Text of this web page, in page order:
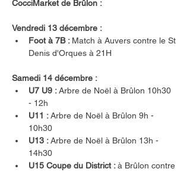
CocciMarket de Brûlon :
Vendredi 13 décembre :
Foot à 7B : Match à Auvers contre le St
Denis d'Orques à 21H
Samedi 14 décembre :
U7 U9 : Arbre de Noël à Brûlon 10h30
- 12h
U11 : Arbre de Noël à Brûlon 9h -
10h30
U13 : Arbre de Noël à Brûlon 13h -
14h30
U15 Coupe du District : à Brûlon contre